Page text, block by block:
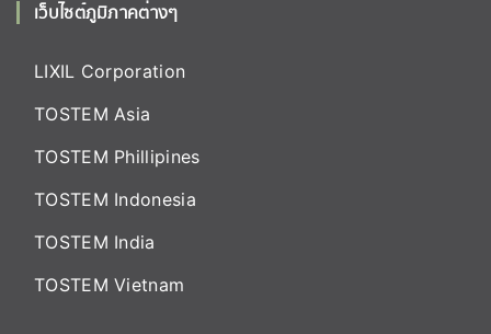
เว็บไซต์ภูมิภาคต่างๆ
LIXIL Corporation
TOSTEM Asia
TOSTEM Phillipines
TOSTEM Indonesia
TOSTEM India
TOSTEM Vietnam